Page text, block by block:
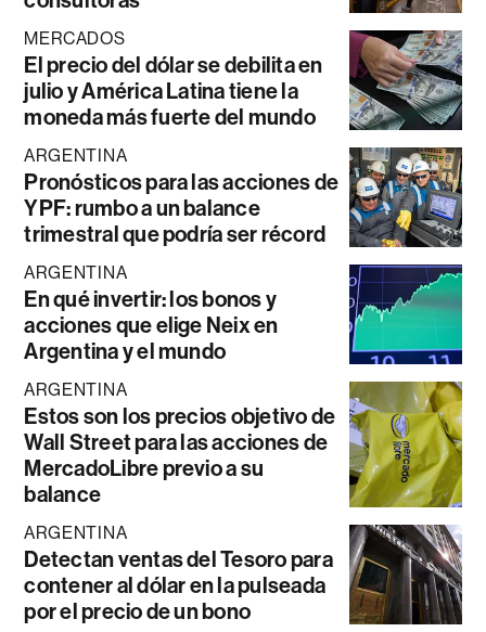
MERCADOS
El precio del dólar se debilita en
julio y América Latina tiene la
moneda más fuerte del mundo
ARGENTINA
Pronósticos para las acciones de
YPF: rumbo a un balance
trimestral que podría ser récord
ARGENTINA
En qué invertir: los bonos y
acciones que elige Neix en
Argentina y el mundo
ARGENTINA
Estos son los precios objetivo de
Wall Street para las acciones de
MercadoLibre previo a su
balance
ARGENTINA
Detectan ventas del Tesoro para
contener al dólar en la pulseada
por el precio de un bono